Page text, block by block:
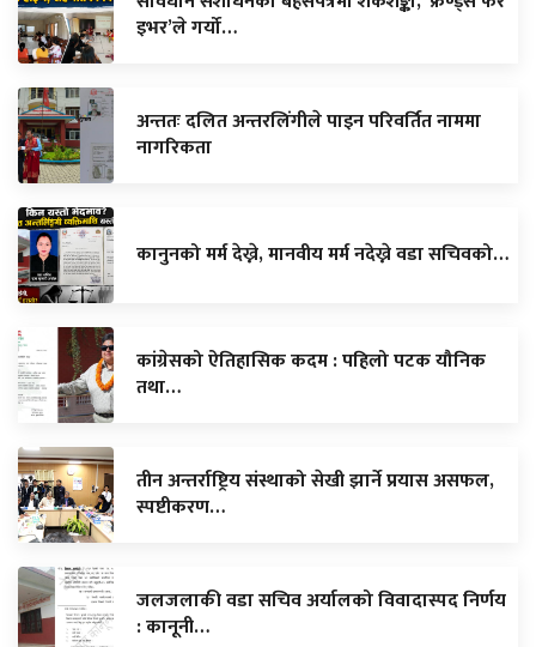
इभर’ले गर्यो…
अन्ततः दलित अन्तरलिंगीले पाइन परिवर्तित नाममा
नागरिकता
कानुनको मर्म देख्ने, मानवीय मर्म नदेख्ने वडा सचिवको…
कांग्रेसको ऐतिहासिक कदम : पहिलो पटक यौनिक
तथा…
तीन अन्तर्राष्ट्रिय संस्थाको सेखी झार्ने प्रयास असफल,
स्पष्टीकरण…
जलजलाकी वडा सचिव अर्यालको विवादास्पद निर्णय
: कानूनी…